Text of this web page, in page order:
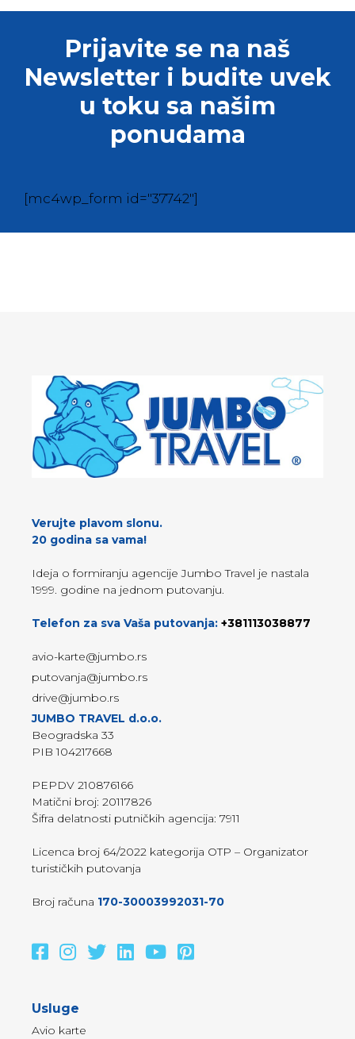
Prijavite se na naš
Newsletter i budite uvek
u toku sa našim
ponudama
[mc4wp_form id="37742"]
Verujte plavom slonu.
20 godina sa vama!
Ideja o formiranju agencije Jumbo Travel je nastala
1999. godine na jednom putovanju.
Telefon za sva Vaša putovanja: +381113038877
avio-karte@jumbo.rs
putovanja@jumbo.rs
drive@jumbo.rs
JUMBO TRAVEL d.o.o.
Beogradska 33
PIB 104217668
PEPDV 210876166
Matični broj: 20117826
Šifra delatnosti putničkih agencija: 7911
Licenca broj 64/2022 kategorija OTP – Organizator
turističkih putovanja
Broj računa 170-30003992031-70
Usluge
Avio karte